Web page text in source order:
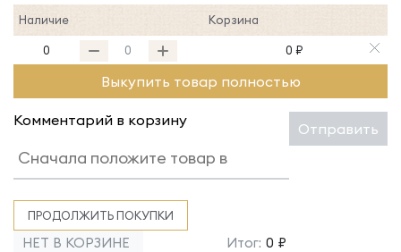
Наличие Корзина
0 0 ₽
Выкупить товар полностью
Комментарий в корзину Отправить
ПРОДОЛЖИТЬ ПОКУПКИ
НЕТ В КОРЗИНЕ Итог: 0 ₽